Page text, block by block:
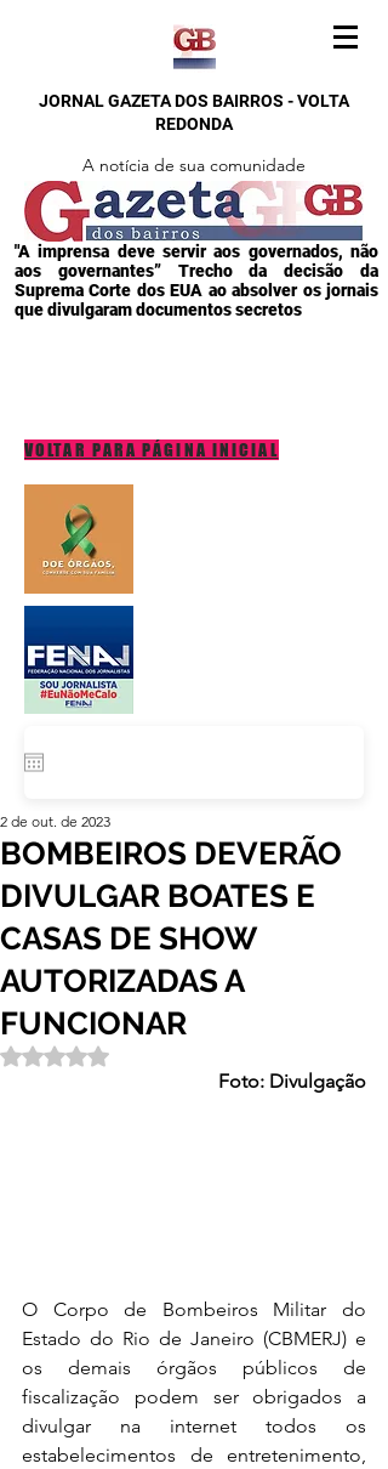
JORNAL GAZETA DOS BAIRROS - VOLTA
REDONDA
A notícia de sua comunidade
"A imprensa deve servir aos governados, não
aos governantes” Trecho da decisão da
Suprema Corte dos EUA ao absolver os jornais
que divulgaram documentos secretos
VOLTAR PARA PÁGINA INICIAL
BOMBEIROS DEVERÃO
DIVULGAR BOATES E
CASAS DE SHOW
AUTORIZADAS A
FUNCIONAR
2 de out. de 2023
Avaliado com NaN de 5 estrelas.
Foto: Divulgação
O Corpo de Bombeiros Militar do
Estado do Rio de Janeiro (CBMERJ) e
os demais órgãos públicos de
fiscalização podem ser obrigados a
divulgar na internet todos os
estabelecimentos de entretenimento,